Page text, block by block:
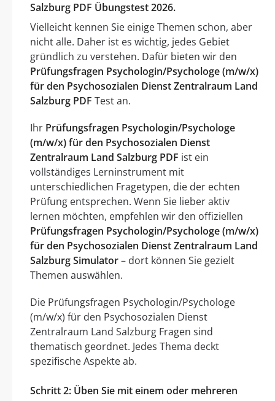
Salzburg PDF Übungstest 2026.
Vielleicht kennen Sie einige Themen schon, aber
nicht alle. Daher ist es wichtig, jedes Gebiet
gründlich zu verstehen. Dafür bieten wir den
Prüfungsfragen Psychologin/Psychologe (m/w/x)
für den Psychosozialen Dienst Zentralraum Land
Salzburg PDF Test an.
Ihr Prüfungsfragen Psychologin/Psychologe
(m/w/x) für den Psychosozialen Dienst
Zentralraum Land Salzburg PDF ist ein
vollständiges Lerninstrument mit
unterschiedlichen Fragetypen, die der echten
Prüfung entsprechen. Wenn Sie lieber aktiv
lernen möchten, empfehlen wir den offiziellen
Prüfungsfragen Psychologin/Psychologe (m/w/x)
für den Psychosozialen Dienst Zentralraum Land
Salzburg Simulator– dort können Sie gezielt
Themen auswählen.
Die Prüfungsfragen Psychologin/Psychologe
(m/w/x) für den Psychosozialen Dienst
Zentralraum Land Salzburg Fragen sind
thematisch geordnet. Jedes Thema deckt
spezifische Aspekte ab.
Schritt 2: Üben Sie mit einem oder mehreren